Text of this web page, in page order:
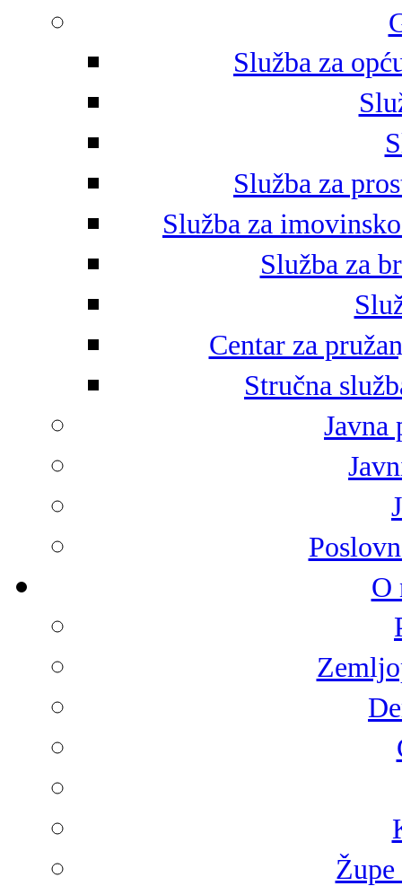
Služba za
Služba za
Služba za
Služba za
Centar za
Stručna
Javna
O